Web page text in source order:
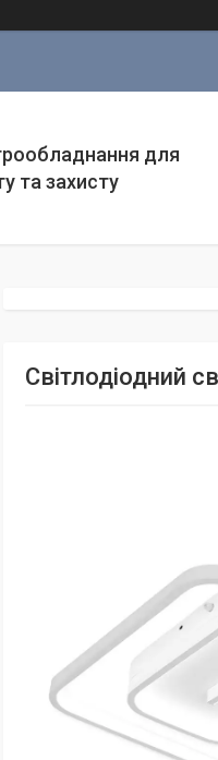
для
та захисту
Світлодіодний